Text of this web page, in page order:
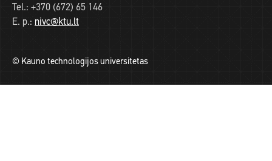
Tel.: +370 (672) 65 146
E. p.: nivc@ktu.lt
© Kauno technologijos universitetas